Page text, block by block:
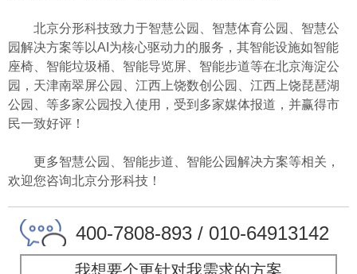
北京分形科技致力于智慧公园、智慧体育公园、智慧公
园解决方案等以AI为核心驱动力的服务，其智能设施如智能
座椅、智能垃圾桶、智能导览屏、智能步道等在北京海淀公
园，天津南翠屏公园、江西上饶数创公园、江西上饶琵琶湖
公园、等多家公园投入使用，受到多家媒体报道，并赢得市
民一致好评！
更多智慧公园、智能步道、智能公园解决方案等相关，
欢迎您咨询北京分形科技！
400-7808-893 / 010-64913142
我想要个更针对我需求的方案